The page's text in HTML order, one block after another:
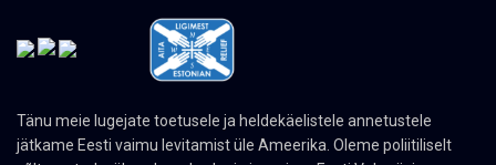
Tänu meie lugejate toetusele ja heldekäelistele annetustele
jätkame Eesti vaimu levitamist üle Ameerika. Oleme poliitiliselt